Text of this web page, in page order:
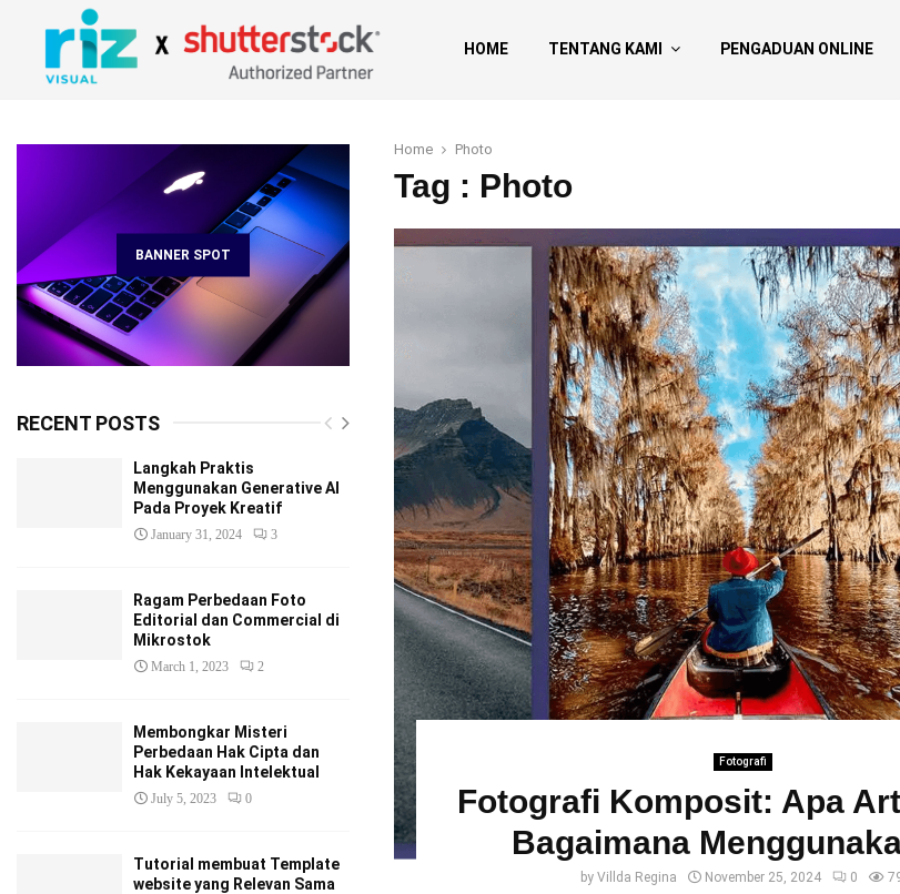
HOME TENTANG KAMI PENGADUAN ONLINE
Home Photo
Tag : Photo
Fotografi
Fotografi Komposit: Apa
Bagaimana
by Villda Regina November 25, 2024 0
BANNER SPOT
RECENT POSTS
Langkah Praktis
Menggunakan Generative AI
Pada Proyek Kreatif
January 31, 2024 3
Ragam Perbedaan Foto
Editorial dan Commercial di
Mikrostok
March 1, 2023 2
Membongkar Misteri
Perbedaan Hak Cipta dan
Hak Kekayaan Intelektual
July 5, 2023 0
Tutorial membuat Template
website yang Relevan Sama